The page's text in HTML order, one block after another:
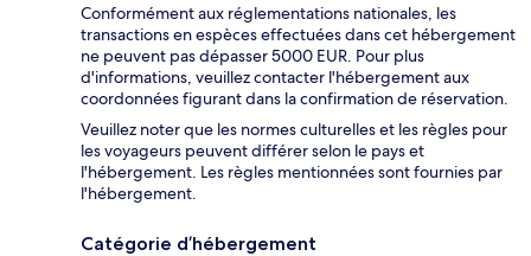
Conformément aux réglementations nationales, les
transactions en espèces effectuées dans cet hébergement
ne peuvent pas dépasser 5000 EUR. Pour plus
d'informations, veuillez contacter l'hébergement aux
coordonnées figurant dans la confirmation de réservation.
Veuillez noter que les normes culturelles et les règles pour
les voyageurs peuvent différer selon le pays et
l'hébergement. Les règles mentionnées sont fournies par
l'hébergement.
Catégorie d’hébergement